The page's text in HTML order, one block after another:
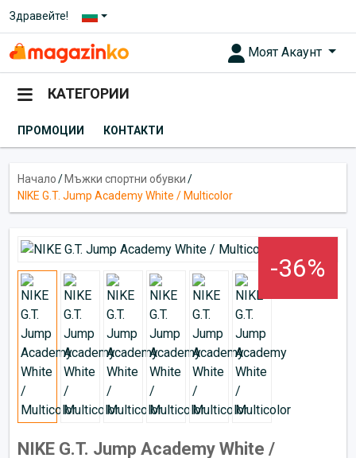
Здравейте!
Моят Акаунт
КАТЕГОРИИ
ПРОМОЦИИ КОНТАКТИ
Начало/ Мъжки спортни обувки/
NIKE G.T. Jump Academy White / Multicolor
-36%
NIKE G.T. Jump Academy White /